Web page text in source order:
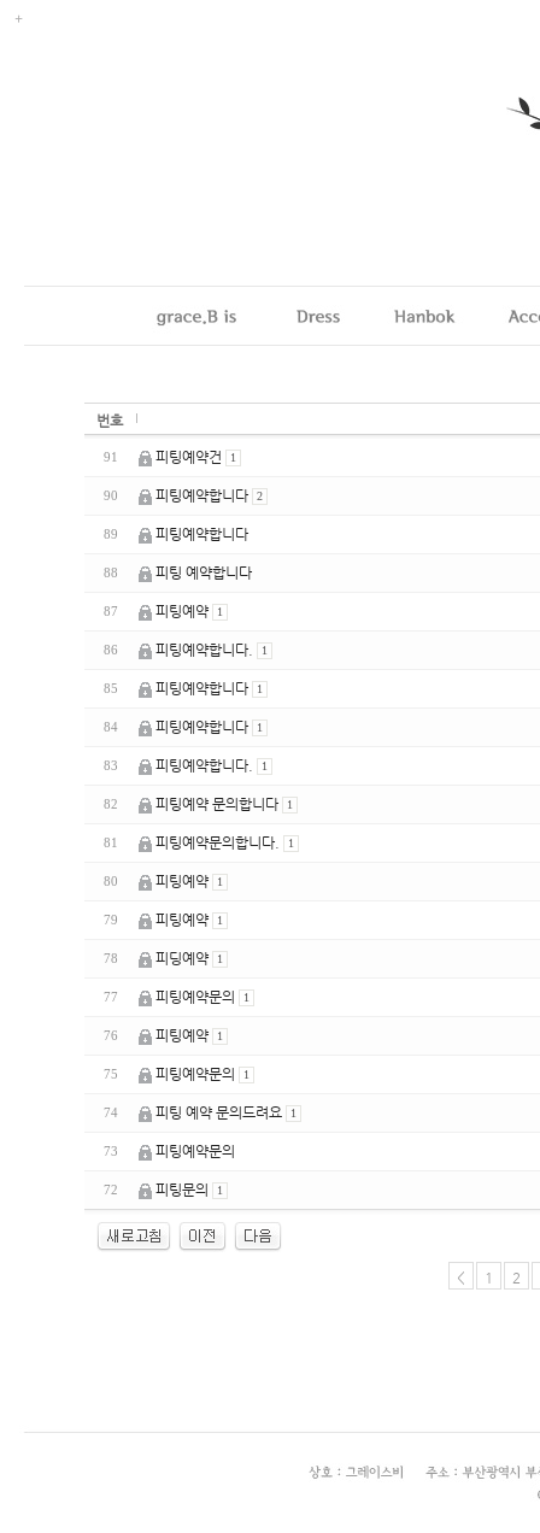
번호
91 피팅예약건 1
90 피팅예약합니다 2
89 피팅예약합니다
88 피팅 예약합니다
87 피팅예약 1
86 피팅예약합니다. 1
85 피팅예약합니다 1
84 피팅예약합니다 1
83 피팅예약합니다. 1
82 피팅예약 문의합니다 1
81 피팅예약문의합니다. 1
80 피팅예약 1
79 피팅예약 1
78 피딩예약 1
77 피팅예약문의 1
76 피팅예약 1
75 피팅예약문의 1
74 피팅 예약 문의드려요 1
73 피팅예약문의
72 피팅문의 1
< 1 2